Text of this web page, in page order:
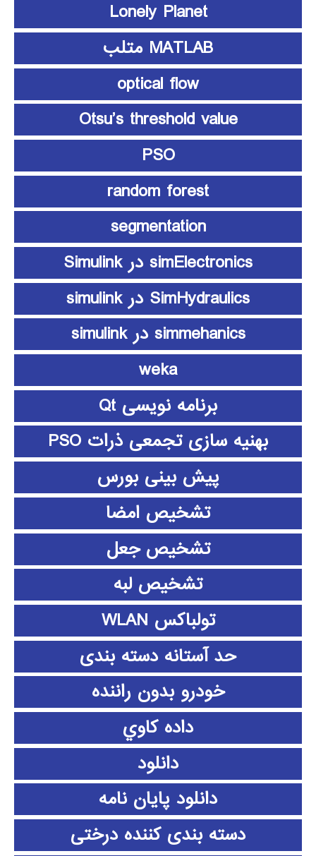
Lonely Planet
MATLAB متلب
optical flow
Otsu’s threshold value
PSO
random forest
segmentation
simElectronics در Simulink
SimHydraulics در simulink
simmehanics در simulink
weka
برنامه نویسی Qt
بهنیه سازی تجمعی ذرات PSO
پیش بینی بورس
تشخیص امضا
تشخیص جعل
تشخیص لبه
تولباکس WLAN
حد آستانه دسته بندی
خودرو بدون راننده
داده كاوي
دانلود
دانلود پايان نامه
دسته بندی کننده درختی